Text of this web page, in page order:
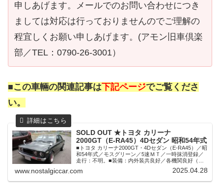
申しあげます。メールでのお問い合わせにつき
ましては対応は行っておりませんのでご理解の
程宜しくお願い申しあげます。(アモン旧車倶楽
部／TEL：0790-26-3001）
■この車輛の関連記事は下記ページでご覧くださ
い。
SOLD OUT ★トヨタ カリーナ
2000GT（E-RA45）4Dセダン 昭和54年式
■トヨタ カリーナ2000GT・4Dセダン（E-RA45）／昭
和54年式／モスグリーン／5速ＭＴ／一時抹消登録／
走行：不明。■装備：内外装共良好／各機関良好（エ
アコンはガス無しで作動未確認）／気になるミッショ
ンの入りもスムーズで良好／純正ツインカムエンジン
www.nostalgiccar.com 2025.04.28